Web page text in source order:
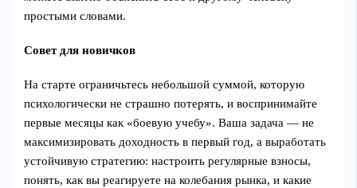
простыми словами.
Совет для новичков
На старте ограничьтесь небольшой суммой, которую
психологически не страшно потерять, и воспринимайте
первые месяцы как «боевую учебу». Ваша задача — не
максимизировать доходность в первый год, а выработать
устойчивую стратегию: настроить регулярные взносы,
понять, как вы реагируете на колебания рынка, и какие